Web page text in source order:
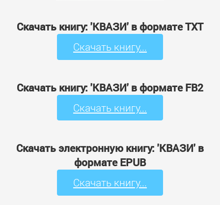
Скачать книгу: 'КВАЗИ' в формате TXT
Скачать книгу...
Скачать книгу: 'КВАЗИ' в формате FB2
Скачать книгу...
Скачать электронную книгу: 'КВАЗИ' в
формате EPUB
Скачать книгу...